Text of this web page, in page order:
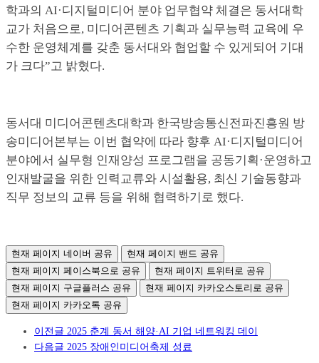
학과의 AI·디지털미디어 분야 업무협약 체결은 동서대학
교가 처음으로, 미디어콘텐츠 기획과 실무능력 교육에 우
수한 운영체계를 갖춘 동서대와 협업할 수 있게되어 기대
가 크다”고 밝혔다.
동서대 미디어콘텐츠대학과 한국방송통신전파진흥원 방
송미디어본부는 이번 협약에 따라 향후 AI·디지털미디어
분야에서 실무형 인재양성 프로그램을 공동기획·운영하고
인재발굴을 위한 인력교류와 시설활용, 최신 기술동향과
직무 정보의 교류 등을 위해 협력하기로 했다.
현재 페이지 네이버 공유
현재 페이지 밴드 공유
현재 페이지 페이스북으로 공유
현재 페이지 트위터로 공유
현재 페이지 구글플러스 공유
현재 페이지 카카오스토리로 공유
현재 페이지 카카오톡 공유
이전글 2025 춘계 동서 해양·AI 기업 네트워킹 데이
다음글 2025 장애인미디어축제 성료